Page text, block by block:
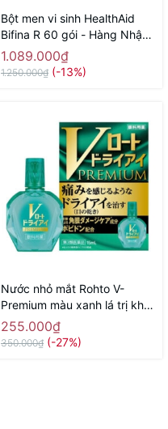
Bột men vi sinh HealthAid
Bifina R 60 gói - Hàng Nhật
chính hãng
1.089.000₫
1.250.000₫ (-13%)
Nước nhỏ mắt Rohto V-
Premium màu xanh lá trị khô
mắt, ngứa, cộm mắt 15ml -
Hàng Nhật chính hãng
255.000₫
350.000₫ (-27%)